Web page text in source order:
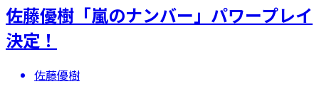
佐藤優樹「嵐のナンバー」パワープレイ
決定！
佐藤優樹